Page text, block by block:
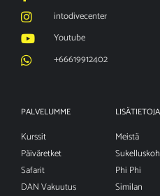
intodivecenter
Youtube
+66619912402
PALVELUMME
Kurssit
Päiväretket
Safarit
DAN Vakuutus
LISÄTIETOJA
Meistä
Phi Phi
Similan